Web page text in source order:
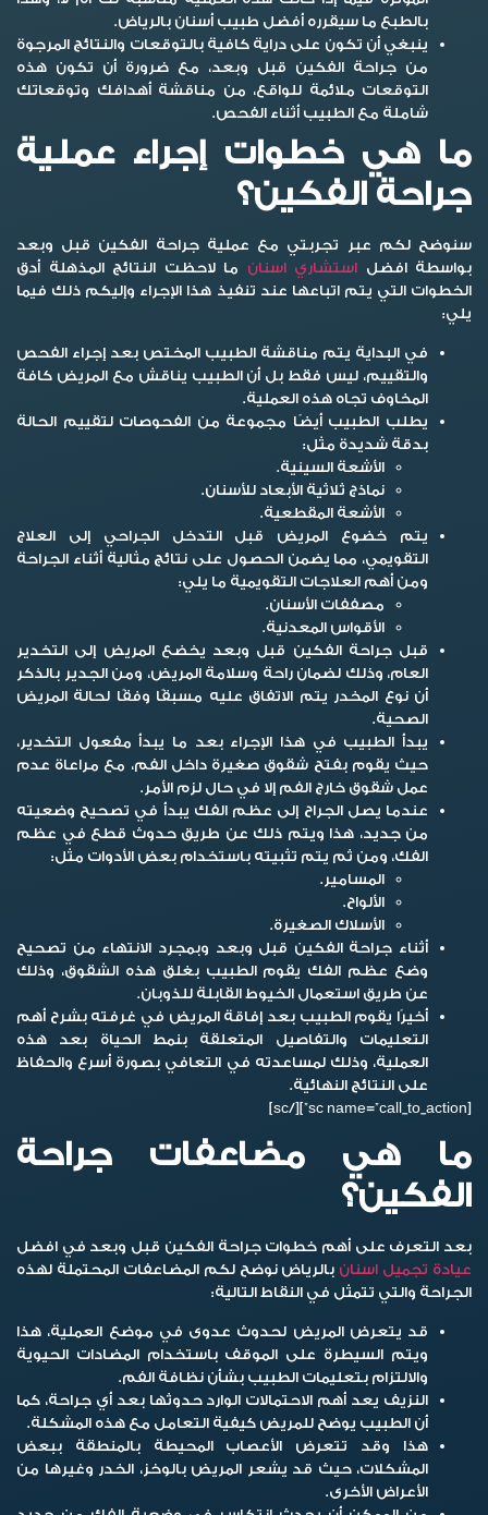
بالطبع ما سيقرره أفضل طبيب أسنان بالرياض.
ينبغي أن تكون على دراية كافية بالتوقعات والنتائج المرجوة
من جراحة الفكين قبل وبعد، مع ضرورة أن تكون هذه
التوقعات ملائمة للواقع، من مناقشة أهدافك وتوقعاتك
شاملة مع الطبيب أثناء الفحص.
ما هي خطوات إجراء عملية
جراحة الفكين؟
سنوضح لكم عبر تجربتي مع عملية جراحة الفكين قبل وبعد
بواسطة افضل استشاري اسنان ما لاحظت النتائج المذهلة أدق
الخطوات التي يتم اتباعها عند تنفيذ هذا الإجراء وإليكم ذلك فيما
يلي:
في البداية يتم مناقشة الطبيب المختص بعد إجراء الفحص
والتقييم، ليس فقط بل أن الطبيب يناقش مع المريض كافة
المخاوف تجاه هذه العملية.
يطلب الطبيب أيضًا مجموعة من الفحوصات لتقييم الحالة
بدقة شديدة مثل:
الأشعة السينية.
نماذج ثلاثية الأبعاد للأسنان.
الأشعة المقطعية.
يتم خضوع المريض قبل التدخل الجراحي إلى العلاج
التقويمي، مما يضمن الحصول على نتائج مثالية أثناء الجراحة
ومن أهم العلاجات التقويمية ما يلي:
مصففات الأسنان.
الأقواس المعدنية.
قبل جراحة الفكين قبل وبعد يخضع المريض إلى التخدير
العام، وذلك لضمان راحة وسلامة المريض، ومن الجدير بالذكر
أن نوع المخدر يتم الاتفاق عليه مسبقًا وفقًا لحالة المريض
الصحية.
يبدأ الطبيب في هذا الإجراء بعد ما يبدأ مفعول التخدير،
حيث يقوم بفتح شقوق صغيرة داخل الفم، مع مراعاة عدم
عمل شقوق خارج الفم إلا في حال لزم الأمر.
عندما يصل الجراح إلى عظم الفك يبدأ في تصحيح وضعيته
من جديد، هذا ويتم ذلك عن طريق حدوث قطع في عظم
الفك، ومن ثم يتم تثبيته باستخدام بعض الأدوات مثل:
المسامير.
الألواح.
الأسلاك الصغيرة.
أثناء جراحة الفكين قبل وبعد وبمجرد الانتهاء من تصحيح
وضع عظم الفك يقوم الطبيب بغلق هذه الشقوق، وذلك
عن طريق استعمال الخيوط القابلة للذوبان.
أخيرًا يقوم الطبيب بعد إفاقة المريض في غرفته بشرح أهم
التعليمات والتفاصيل المتعلقة بنمط الحياة بعد هذه
العملية، وذلك لمساعدته في التعافي بصورة أسرع والحفاظ
على النتائج النهائية.
[sc name=”call_to_action”][/sc]
ما هي مضاعفات جراحة
الفكين؟
بعد التعرف على أهم خطوات جراحة الفكين قبل وبعد في افضل
عيادة تجميل اسنان بالرياض نوضح لكم المضاعفات المحتملة لهذه
الجراحة والتي تتمثل في النقاط التالية:
قد يتعرض المريض لحدوث عدوى في موضع العملية، هذا
ويتم السيطرة على الموقف باستخدام المضادات الحيوية
والالتزام بتعليمات الطبيب بشأن نظافة الفم.
النزيف يعد أهم الاحتمالات الوارد حدوثها بعد أي جراحة، كما
أن الطبيب يوضح للمريض كيفية التعامل مع هذه المشكلة.
هذا وقد تتعرض الأعصاب المحيطة بالمنطقة ببعض
المشكلات، حيث قد يشعر المريض بالوخز، الخدر وغيرها من
الأعراض الأخرى.